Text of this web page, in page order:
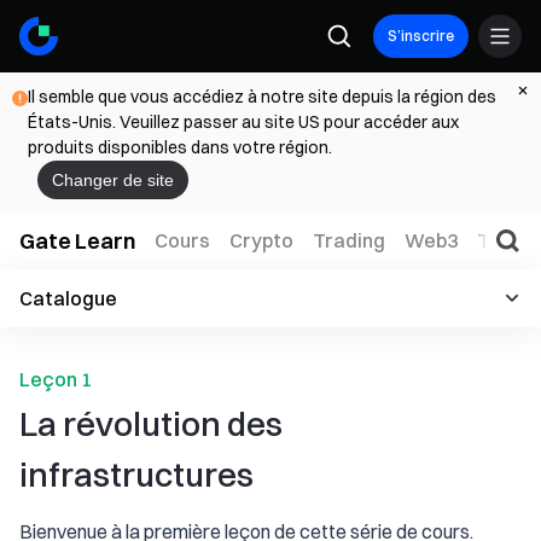
S’inscrire
Il semble que vous accédiez à notre site depuis la région des
États-Unis. Veuillez passer au site US pour accéder aux
produits disponibles dans votre région.
Changer de site
Gate Learn Cours Crypto Trading Web3 TradFi
Catalogue
Leçon 1
La révolution des
infrastructures
Bienvenue à la première leçon de cette série de cours.